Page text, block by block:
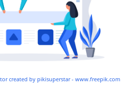
created by pikisuperstar - www.freepik.com